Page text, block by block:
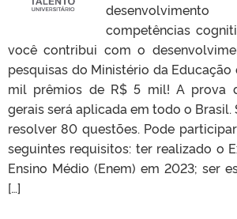
competências
você contribui com o
pesquisas do Ministério da Educação
mil prêmios de R$ 5 mil! A prova
gerais será aplicada em todo o Brasil.
resolver 80 questões. Pode
seguintes requisitos: ter realizado o
Ensino Médio (Enem) em 2023; ser
[…]